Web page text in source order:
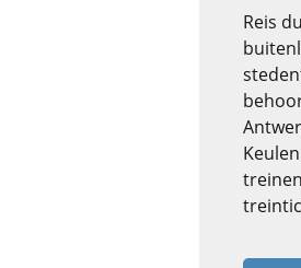
Reis